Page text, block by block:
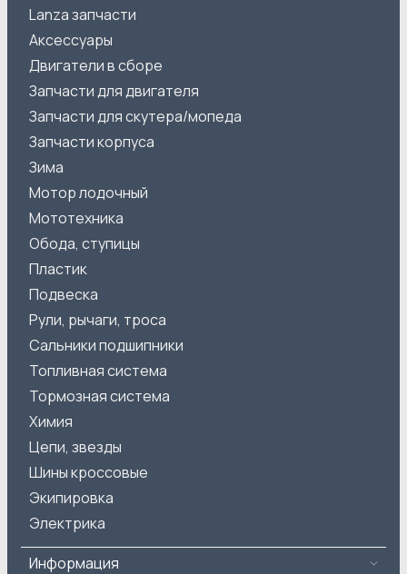
Lanza запчасти
Аксессуары
Двигатели в сборе
Запчасти для двигателя
Запчасти для скутера/мопеда
Запчасти корпуса
Зима
Мотор лодочный
Мототехника
Обода, ступицы
Пластик
Подвеска
Рули, рычаги, троса
Сальники подшипники
Топливная система
Тормозная система
Химия
Цепи, звезды
Шины кроссовые
Экипировка
Электрика
Информация